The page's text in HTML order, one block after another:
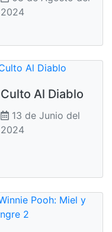
2024
Culto Al Diablo
13 de Junio del
2024